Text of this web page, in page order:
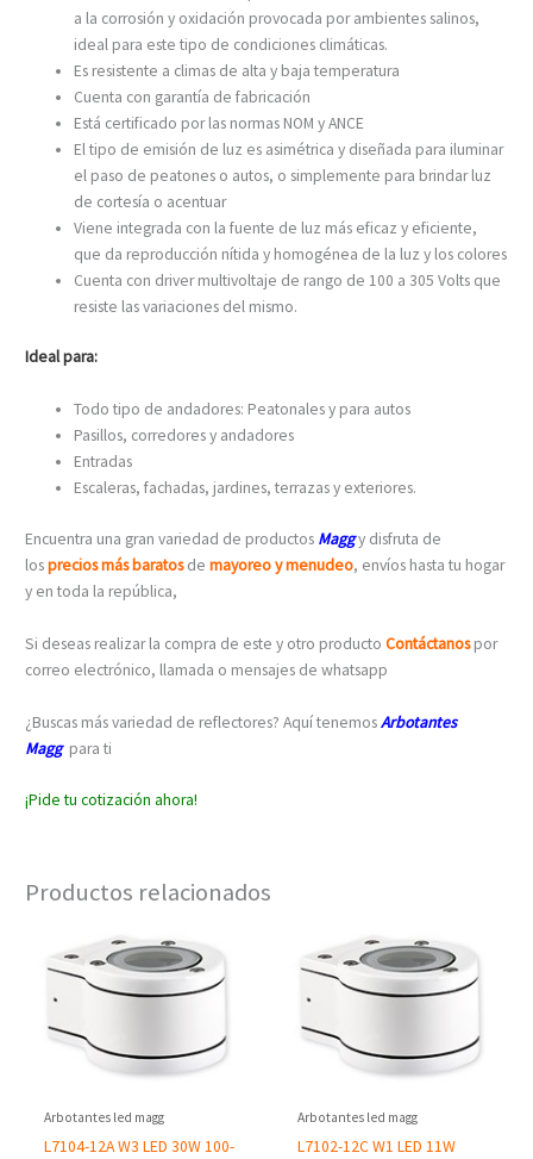
a la corrosión y oxidación provocada por ambientes salinos,
ideal para este tipo de condiciones climáticas.
Es resistente a climas de alta y baja temperatura
Cuenta con garantía de fabricación
Está certificado por las normas NOM y ANCE
El tipo de emisión de luz es asimétrica y diseñada para iluminar
el paso de peatones o autos, o simplemente para brindar luz
de cortesía o acentuar
Viene integrada con la fuente de luz más eficaz y eficiente,
que da reproducción nítida y homogénea de la luz y los colores
Cuenta con driver multivoltaje de rango de 100 a 305 Volts que
resiste las variaciones del mismo.
Ideal para:
Todo tipo de andadores: Peatonales y para autos
Pasillos, corredores y andadores
Entradas
Escaleras, fachadas, jardines, terrazas y exteriores.
Encuentra una gran variedad de productos Maggy disfruta de
losprecios más baratosdemayoreo y menudeo, envíos hasta tu hogar
y en toda la república,
Si deseas realizar la compra de este y otro producto Contáctanospor
correo electrónico, llamada o mensajes de whatsapp
¿Buscas más variedad de reflectores? Aquí tenemosArbotantes
Maggpara ti
¡Pide tu cotización ahora!
Productos relacionados
Arbotantes led magg
L7104-12A W3 LED 30W 100-
Arbotantes led magg
L7102-12C W1 LED 11W